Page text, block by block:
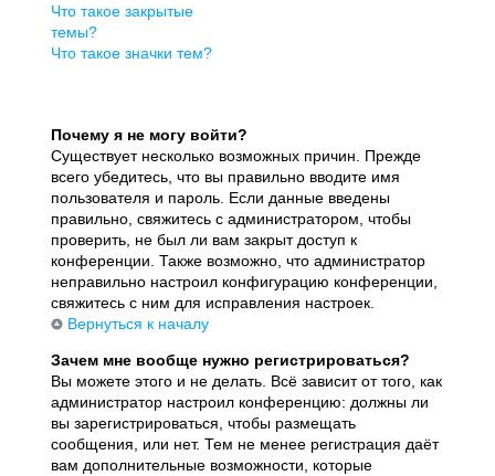
Что такое закрытые
темы?
Что такое значки тем?
Почему я не могу войти?
Существует несколько возможных причин. Прежде
всего убедитесь, что вы правильно вводите имя
пользователя и пароль. Если данные введены
правильно, свяжитесь с администратором, чтобы
проверить, не был ли вам закрыт доступ к
конференции. Также возможно, что администратор
неправильно настроил конфигурацию конференции,
свяжитесь с ним для исправления настроек.
Вернуться к началу
Зачем мне вообще нужно регистрироваться?
Вы можете этого и не делать. Всё зависит от того, как
администратор настроил конференцию: должны ли
вы зарегистрироваться, чтобы размещать
сообщения, или нет. Тем не менее регистрация даёт
вам дополнительные возможности, которые